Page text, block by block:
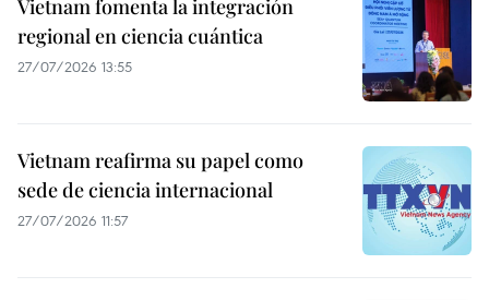
Vietnam fomenta la integración
regional en ciencia cuántica
27/07/2026 13:55
Vietnam reafirma su papel como
sede de ciencia internacional
27/07/2026 11:57